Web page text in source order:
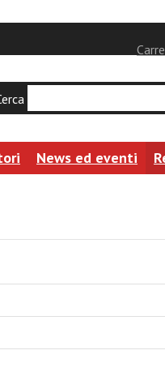
News ed eventi